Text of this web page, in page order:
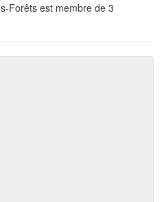
Forêts est membre de 3